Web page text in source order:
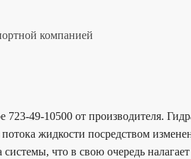
компанией
723-49-10500 от производителя.
потока жидкости посредством
что в свою очередь